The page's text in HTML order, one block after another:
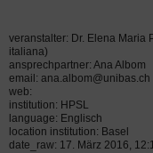
veranstalter: Dr. Elena Maria
italiana)
ansprechpartner: Ana Albom
email: ana.albom@unibas.ch
web:
institution: HPSL
language: Englisch
location institution: Basel
date_raw: 17. März 2016,